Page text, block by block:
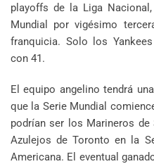
playoffs de la Liga
Mundial por vigésimo
franquicia. Solo los
con 41.
El equipo angelino tendrá
que la Serie Mundial
podrían ser los Marineros de
Azulejos de Toronto en la
Americana. El eventual